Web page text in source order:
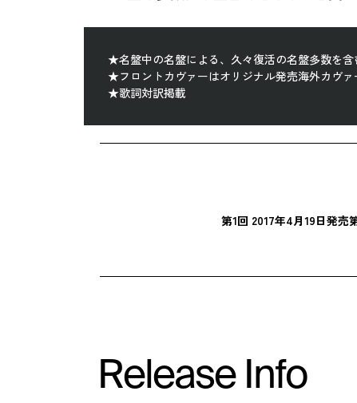
★名盤中の名盤による、久々復活の名盤多数を含
★フロントカヴァーはオリジナル発売海外カヴ
★歌詞対訳掲載
第1回 2017年4月19日発売
Release Info